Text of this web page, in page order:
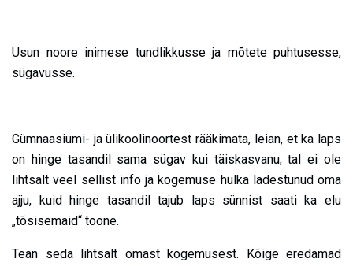
Usun noore inimese tundlikkusse ja mõtete puhtusesse,
sügavusse.
Gümnaasiumi- ja ülikoolinoortest rääkimata, leian, et ka laps
on hinge tasandil sama sügav kui täiskasvanu; tal ei ole
lihtsalt veel sellist info ja kogemuse hulka ladestunud oma
ajju, kuid hinge tasandil tajub laps sünnist saati ka elu
„tõsisemaid“ toone.
Tean seda lihtsalt omast kogemusest. Kõige eredamad